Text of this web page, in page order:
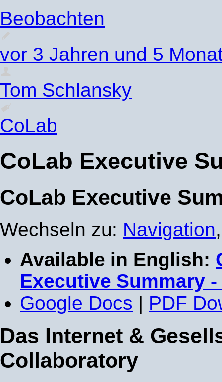
Beobachten
vor 3 Jahren und 5
Tom Schlansky
CoLab
CoLab Executive
CoLab Executive
Wechseln zu: Navigation
Available in English:
Executive Summary -
Google Docs | PDF
Das Internet &
Collaboratory